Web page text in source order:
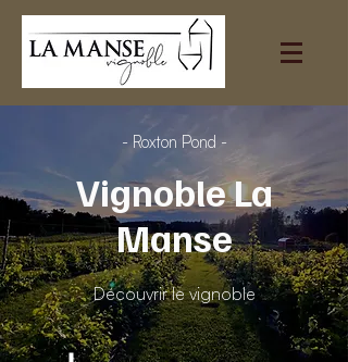
- Roxton Pond -
Vignoble La
Manse
Découvrir le vignoble